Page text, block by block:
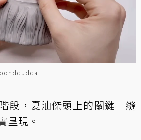
段，夏油傑頭上的關鍵「縫
呈現。